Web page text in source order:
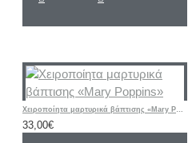
Χειροποίητα μαρτυρικά βάπτισης «Mary Poppins»
33,00€